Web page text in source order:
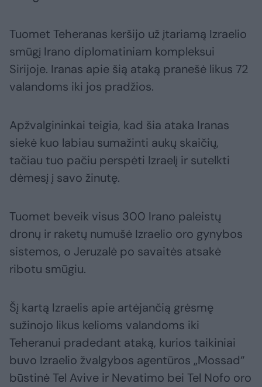
Tuomet Teheranas keršijo už įtariamą Izraelio
smūgį Irano diplomatiniam kompleksui
Sirijoje. Iranas apie šią ataką pranešė likus 72
valandoms iki jos pradžios.
Apžvalgininkai teigia, kad šia ataka Iranas
siekė kuo labiau sumažinti aukų skaičių,
tačiau tuo pačiu perspėti Izraelį ir sutelkti
dėmesį į savo žinutę.
Tuomet beveik visus 300 Irano paleistų
dronų ir raketų numušė Izraelio oro gynybos
sistemos, o Jeruzalė po savaitės atsakė
ribotu smūgiu.
Šį kartą Izraelis apie artėjančią grėsmę
sužinojo likus kelioms valandoms iki
Teheranui pradedant ataką, kurios taikiniai
buvo Izraelio žvalgybos agentūros „Mossad“
būstinė Tel Avive ir Nevatimo bei Tel Nofo oro